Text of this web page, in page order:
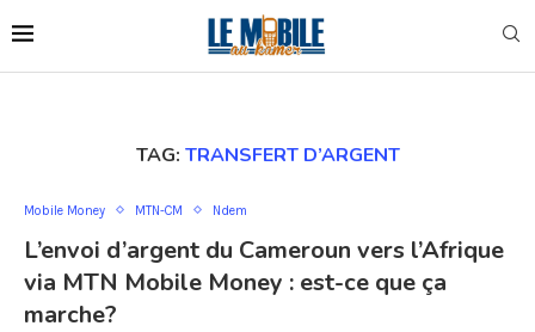
TAG: TRANSFERT D’ARGENT
Mobile Money MTN-CM Ndem
L’envoi d’argent du Cameroun vers l’Afrique
via MTN Mobile Money : est-ce que ça
marche?